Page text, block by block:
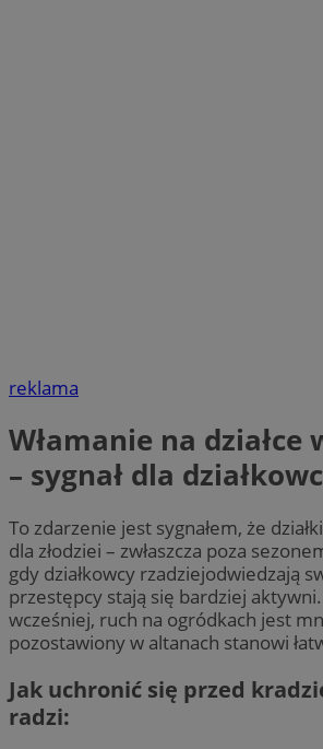
reklama
Włamanie na działce
– sygnał dla
To zdarzenie jest sygnałem, że
dla złodziei – zwłaszcza poza
gdy działkowcy rzadziejodwiedzają
przestępcy stają się bardziej
wcześniej, ruch na ogródkach jest
pozostawiony w altanach stanowi
Jak uchronić się przed
radzi: